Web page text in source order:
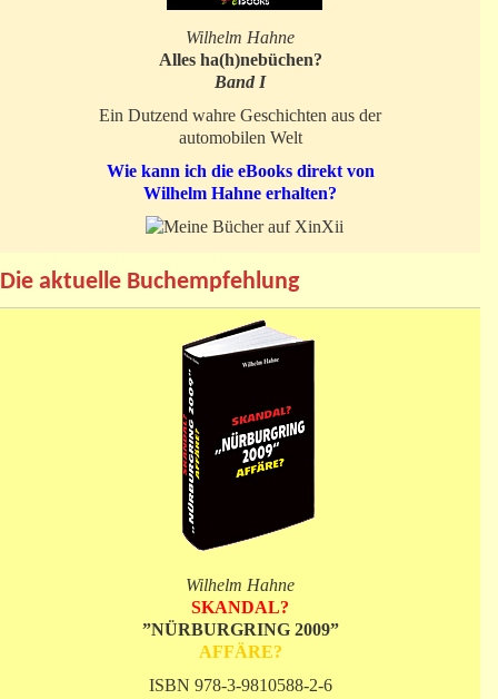
Wilhelm Hahne
Alles ha(h)nebüchen?
Band I
Ein Dutzend wahre Geschichten aus der
automobilen Welt
Wie kann ich die eBooks direkt von
Wilhelm Hahne erhalten?
Die aktuelle Buchempfehlung
Wilhelm Hahne
SKANDAL?
”NÜRBURGRING 2009”
AFFÄRE?
ISBN 978-3-9810588-2-6